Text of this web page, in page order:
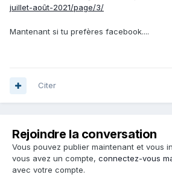
juillet-août-2021/page/3/
Mantenant si tu prefères facebook....
Citer
Rejoindre la conversation
Vous pouvez publier maintenant et vous
vous avez un compte, connectez-vous
avec votre compte.